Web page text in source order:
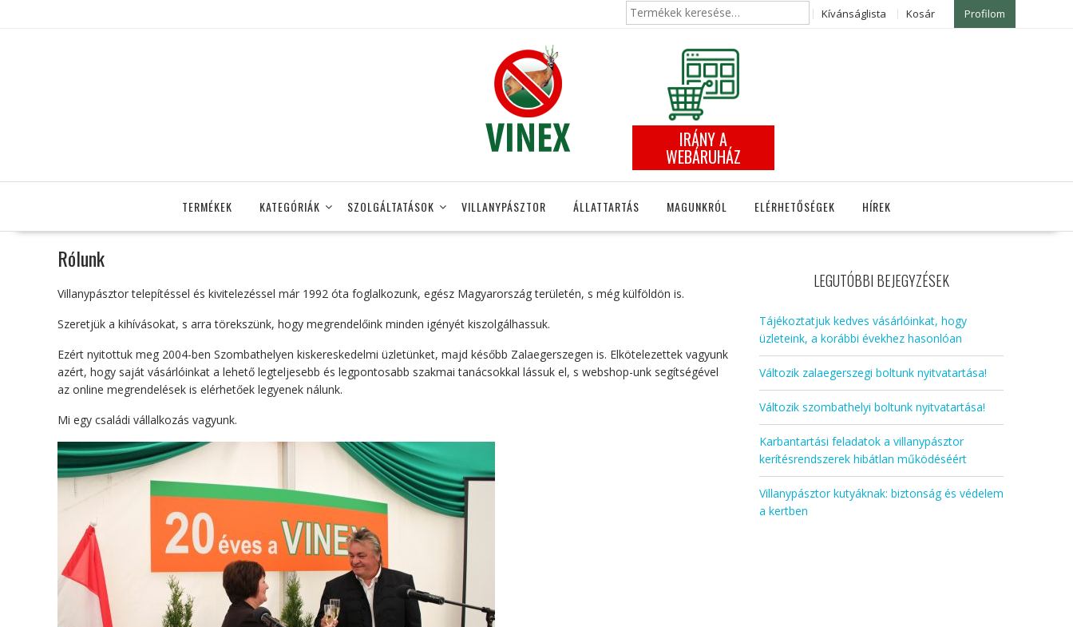
Keresés
következőre:
Kívánságlista Kosár Profilom
IRÁNY A
WEBÁRUHÁZ
TERMÉKEK KATEGÓRIÁK SZOLGÁLTATÁSOK VILLANYPÁSZTOR ÁLLATTARTÁS MAGUNKRÓL ELÉRHETŐSÉGEK HÍREK
Rólunk
Villanypásztor telepítéssel és kivitelezéssel már 1992 óta foglalkozunk, egész Magyarország területén, s még külföldön is.
Szeretjük a kihívásokat, s arra törekszünk, hogy megrendelőink minden igényét kiszolgálhassuk.
Ezért nyitottuk meg 2004-ben Szombathelyen kiskereskedelmi üzletünket, majd később Zalaegerszegen is. Elkötelezettek vagyunk
azért, hogy saját vásárlóinkat a lehető legteljesebb és legpontosabb szakmai tanácsokkal lássuk el, s webshop-unk segítségével
az online megrendelések is elérhetőek legyenek nálunk.
Mi egy családi vállalkozás vagyunk.
LEGUTÓBBI BEJEGYZÉSEK
Tájékoztatjuk kedves vásárlóinkat, hogy
üzleteink, a korábbi évekhez hasonlóan
Változik zalaegerszegi boltunk nyitvatartása!
Változik szombathelyi boltunk nyitvatartása!
Karbantartási feladatok a villanypásztor
kerítésrendszerek hibátlan működéséért
Villanypásztor kutyáknak: biztonság és védelem
a kertben